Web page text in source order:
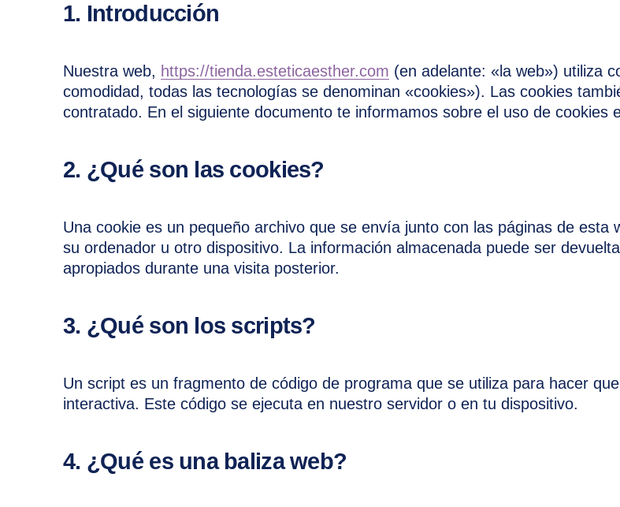
1. Introducción
Nuestra web, https://tienda.esteticaesther.com (en adelante: «la web») utiliza
comodidad, todas las tecnologías se denominan «cookies»). Las cookies
contratado. En el siguiente documento te informamos sobre el uso de cookies
2. ¿Qué son las cookies?
Una cookie es un pequeño archivo que se envía junto con las páginas de
su ordenador u otro dispositivo. La información almacenada puede ser
apropiados durante una visita posterior.
3. ¿Qué son los scripts?
Un script es un fragmento de código de programa que se utiliza para hacer
interactiva. Este código se ejecuta en nuestro servidor o en tu dispositivo.
4. ¿Qué es una baliza web?